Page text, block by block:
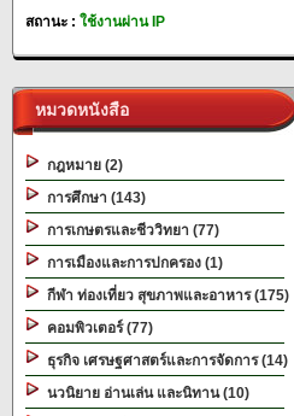
สถานะ : ใช้งานผ่าน IP
หมวดหนังสือ
กฎหมาย (2)
การศึกษา (143)
การเกษตรและชีววิทยา (77)
การเมืองและการปกครอง (1)
กีฬา ท่องเที่ยว สุขภาพและอาหาร (175)
คอมพิวเตอร์ (77)
ธุรกิจ เศรษฐศาสตร์และการจัดการ (14)
นวนิยาย อ่านเล่น และนิทาน (10)